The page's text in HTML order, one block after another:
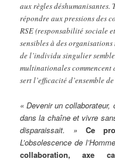
aux règles
répondre aux pressions des
RSE (responsabilité sociale
sensibles à des
de l’individu singulier
multinationales commencent
sert l’efficacité d’ensemble
« Devenir un collaborateur,
dans la chaîne et vivre
disparaissait. » Ce
L’obsolescence de l’Homme
collaboration, axe